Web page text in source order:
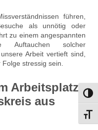
führen,
als unnötig oder
zu einem angespannten
Auftauchen solcher
Arbeit vertieft sind,
stressig sein.
Arbeitsplatz
aus